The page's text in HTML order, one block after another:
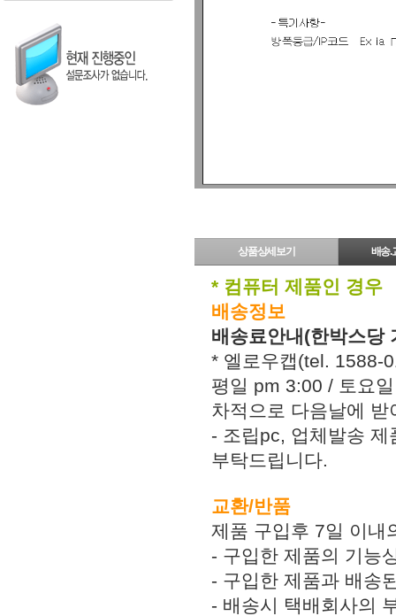
상품상세보기 배송.
* 컴퓨터 제품인 경우
배송정보
배송료안내(한박스당
* 엘로우캡(tel. 1588-
평일 pm 3:00 / 토요
차적으로 다음날에
- 조립pc, 업체발송
부탁드립니다.
교환/반품
제품 구입후 7일 이내
- 구입한 제품의 기능
- 구입한 제품과 배송
- 배송시 택배회사의